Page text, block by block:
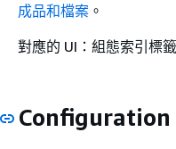
成品和檔案 。
對應的 UI：組態索引標
Configuration